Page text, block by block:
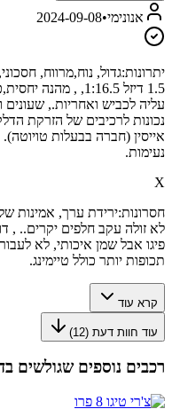
אנונימי•
2024-09-08
יתרונות:
עליה לכביש ואחריות., שעונים
נכונות לרכיבים של הזרקת
אייסין (חברה בבעלות
נעימות.
X
חסרונות:ירידת ערך, אמינות של
לא זולה עקב חלפים יקרים.. ,
פיגו אבל שמן איכותי, לא
תכופות יותר כולל טיימינג.
קרא עוד
עוד חוות דעת (12
)
רכבים נוספים שגולשים